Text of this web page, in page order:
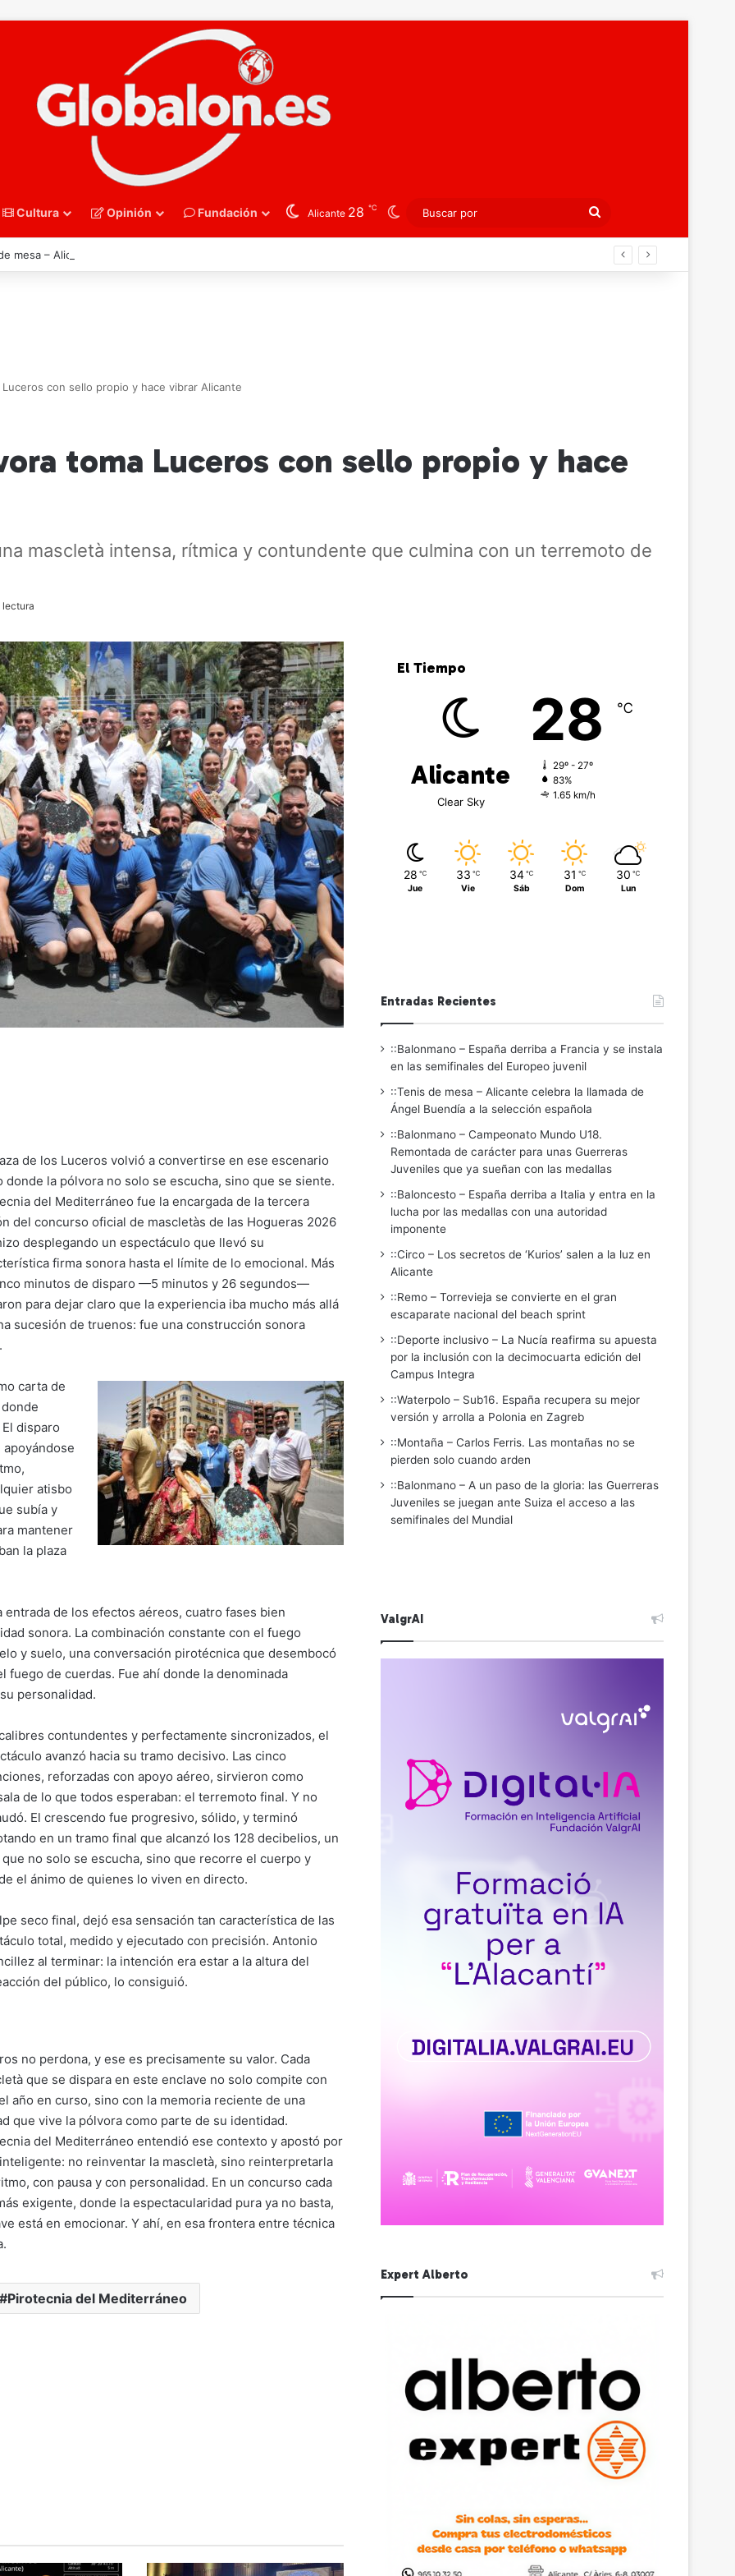
Cultura Opinión Fundación Alicante 28 ℃ Switch skin
Buscar
por
mesa – Alicante celebra la llamada de Ángel Buendía a la selección española
con sello propio y hace vibrar Alicante
toma Luceros con sello propio y hace
mascletà intensa, rítmica y contundente que culmina con un terremoto de
lectura
de los Luceros volvió a convertirse en ese escenario
donde la pólvora no solo se escucha, sino que se siente.
del Mediterráneo fue la encargada de la tercera
del concurso oficial de mascletàs de las Hogueras 2026
desplegando un espectáculo que llevó su
firma sonora hasta el límite de lo emocional. Más
minutos de disparo —5 minutos y 26 segundos—
para dejar claro que la experiencia iba mucho más allá
sucesión de truenos: fue una construcción sonora
carta de
disparo
atisbo
subía y
mantener
la plaza
de los efectos aéreos, cuatro fases bien
sonora. La combinación constante con el fuego
y suelo, una conversación pirotécnica que desembocó
de cuerdas. Fue ahí donde la denominada
personalidad.
contundentes y perfectamente sincronizados, el
avanzó hacia su tramo decisivo. Las cinco
reforzadas con apoyo aéreo, sirvieron como
de lo que todos esperaban: el terremoto final. Y no
El crescendo fue progresivo, sólido, y terminó
en un tramo final que alcanzó los 128 decibelios, un
no solo se escucha, sino que recorre el cuerpo y
el ánimo de quienes lo viven en directo.
seco final, dejó esa sensación tan característica de las
total, medido y ejecutado con precisión. Antonio
al terminar: la intención era estar a la altura del
del público, lo consiguió.
no perdona, y ese es precisamente su valor. Cada
que se dispara en este enclave no solo compite con
año en curso, sino con la memoria reciente de una
que vive la pólvora como parte de su identidad.
del Mediterráneo entendió ese contexto y apostó por
no reinventar la mascletà, sino reinterpretarla
con pausa y con personalidad. En un concurso cada
exigente, donde la espectacularidad pura ya no basta,
está en emocionar. Y ahí, en esa frontera entre técnica
Pirotecnia del Mediterráneo
El Tiempo
Alicante
Clear Sky
28 ℃
29º - 27º
83%
1.65 km/h
28 ℃
Jue
33 ℃
Vie
34 ℃
Sáb
31 ℃
Dom
30 ℃
Lun
Entradas Recientes
::Balonmano – España derriba a Francia y se instala
en las semifinales del Europeo juvenil
::Tenis de mesa – Alicante celebra la llamada de
Ángel Buendía a la selección española
::Balonmano – Campeonato Mundo U18.
Remontada de carácter para unas Guerreras
Juveniles que ya sueñan con las medallas
::Baloncesto – España derriba a Italia y entra en la
lucha por las medallas con una autoridad
imponente
::Circo – Los secretos de ‘Kurios’ salen a la luz en
Alicante
::Remo – Torrevieja se convierte en el gran
escaparate nacional del beach sprint
::Deporte inclusivo – La Nucía reafirma su apuesta
por la inclusión con la decimocuarta edición del
Campus Integra
::Waterpolo – Sub16. España recupera su mejor
versión y arrolla a Polonia en Zagreb
::Montaña – Carlos Ferris. Las montañas no se
pierden solo cuando arden
::Balonmano – A un paso de la gloria: las Guerreras
Juveniles se juegan ante Suiza el acceso a las
semifinales del Mundial
ValgrAI
Expert Alberto